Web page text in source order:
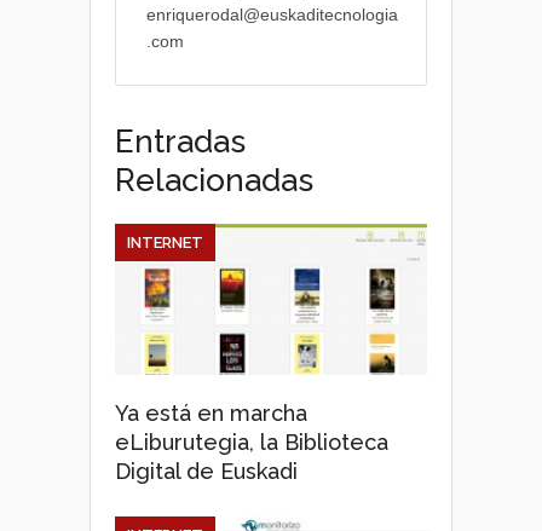
enriquerodal@euskaditecnologia
.com
Entradas
Relacionadas
Ya está en marcha
eLiburutegia, la Biblioteca
Digital de Euskadi
INTERNET